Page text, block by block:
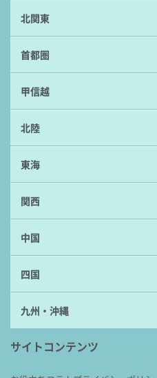
北関東
首都圏
甲信越
北陸
東海
関西
中国
四国
九州・沖縄
サイトコンテンツ